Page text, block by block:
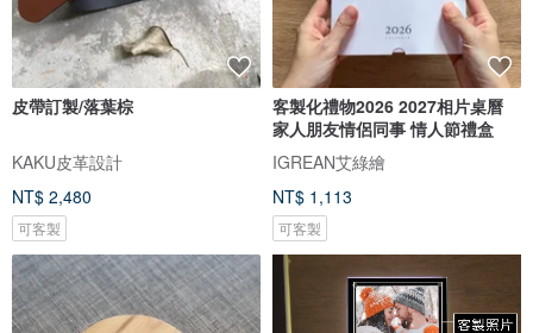
皮帶訂製/落葉棕
KAKU皮革設計
NT$ 2,480
可客製
客製化禮物2026 2027相片桌曆
家人朋友情侶同事 情人節禮盒
IGREAN艾綠繪
NT$ 1,113
可客製